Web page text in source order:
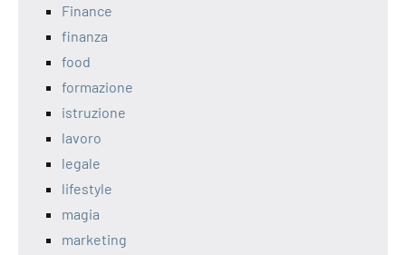
Finance
finanza
food
formazione
istruzione
lavoro
legale
lifestyle
magia
marketing